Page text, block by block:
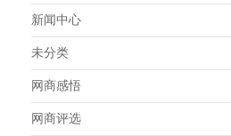
新闻中心
未分类
网商感悟
网商评选